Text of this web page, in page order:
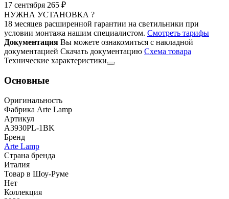
17 сентября 265 ₽
НУЖНА УСТАНОВКА ?
18 месяцев расширенной гарантии на светильники при
условии монтажа нашим специалистом. Смотреть тарифы
Документация Вы можете ознакомиться с накладной
документацией Скачать документацию Cхема товара
Технические характеристики
Основные
Оригинальность
Фабрика Arte Lamp
Артикул
A3930PL-1BK
Бренд
Arte Lamp
Страна бренда
Италия
Товар в Шоу-Руме
Нет
Коллекция